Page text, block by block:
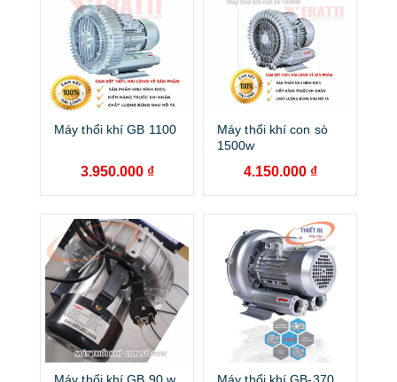
Máy thổi khí GB 1100
3.950.000 ₫
Máy thổi khí con sò
1500w
4.150.000 ₫
Máy thổi khí GB 90 w
Máy thổi khí GB-370